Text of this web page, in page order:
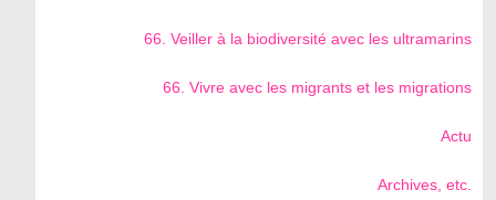
66. Veiller à la biodiversité avec les ultramarins
66. Vivre avec les migrants et les migrations
Actu
Archives, etc.